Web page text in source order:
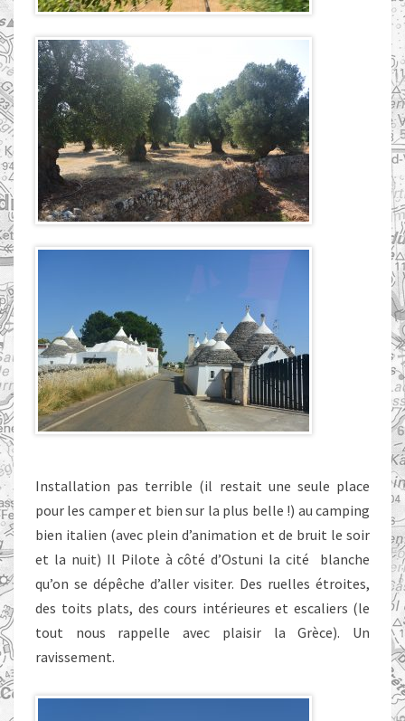
Installation pas terrible (il restait une seule place
pour les camper et bien sur la plus belle !) au camping
bien italien (avec plein d’animation et de bruit le soir
et la nuit) Il Pilote à côté d’Ostuni la cité blanche
qu’on se dépêche d’aller visiter. Des ruelles étroites,
des toits plats, des cours intérieures et escaliers (le
tout nous rappelle avec plaisir la Grèce). Un
ravissement.